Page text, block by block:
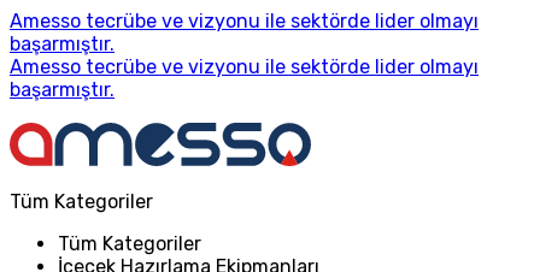
Amesso tecrübe ve vizyonu ile sektörde lider olmayı
başarmıştır.
Amesso tecrübe ve vizyonu ile sektörde lider olmayı
başarmıştır.
Tüm Kategoriler
Tüm Kategoriler
İçecek Hazırlama Ekipmanları